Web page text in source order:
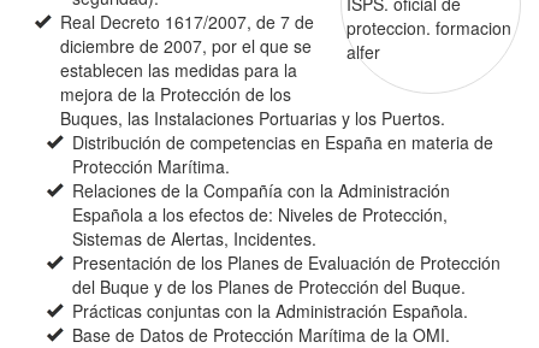
Real Decreto 1617/2007, de 7 de
diciembre de 2007, por el que se
establecen las medidas para la
mejora de la Protección de los
Buques, las Instalaciones Portuarias y los Puertos.
Distribución de competencias en España en materia de
Protección Marítima.
Relaciones de la Compañía con la Administración
Española a los efectos de: Niveles de Protección,
Sistemas de Alertas, Incidentes.
Presentación de los Planes de Evaluación de Protección
del Buque y de los Planes de Protección del Buque.
Prácticas conjuntas con la Administración Española.
Base de Datos de Protección Marítima de la OMI.